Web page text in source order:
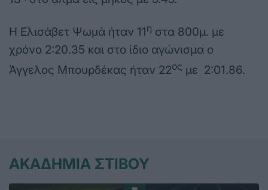
Η Ελισάβετ Ψωμά ήταν 11η στα 800μ. με
χρόνο 2:20.35 και στο ίδιο αγώνισμα ο
Άγγελος Μπουρδέκας ήταν 22ος με 2:01.86.
ΑΚΑΔΗΜΙΑ ΣΤΙΒΟΥ